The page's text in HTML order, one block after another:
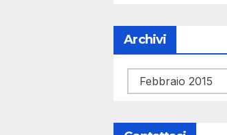
Archivi
Archivi